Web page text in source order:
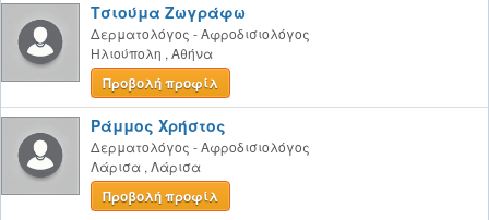
Τσιούμα Ζωγράφω
Δερματολόγος - Αφροδισιολόγος
Ηλιούπολη , Αθήνα
Προβολή προφίλ
Ράμμος Χρήστος
Δερματολόγος - Αφροδισιολόγος
Λάρισα , Λάρισα
Προβολή προφίλ